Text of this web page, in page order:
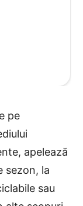
pe
apelează
sezon, la
sau